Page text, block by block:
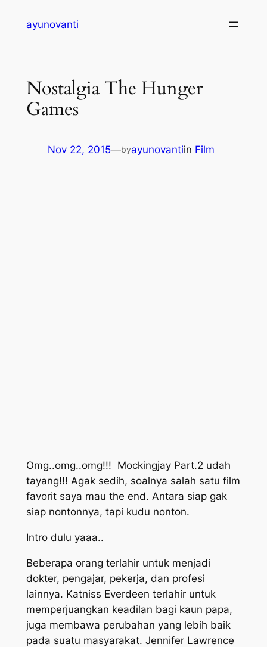
ayunovanti
Nostalgia The Hunger
Games
Nov 22, 2015—byayunovantiin Film
Omg..omg..omg!!! Mockingjay Part.2 udah
tayang!!! Agak sedih, soalnya salah satu film
favorit saya mau the end. Antara siap gak
siap nontonnya, tapi kudu nonton.
Intro dulu yaaa..
Beberapa orang terlahir untuk menjadi
dokter, pengajar, pekerja, dan profesi
lainnya. Katniss Everdeen terlahir untuk
memperjuangkan keadilan bagi kaun papa,
juga membawa perubahan yang lebih baik
pada suatu masyarakat. Jennifer Lawrence